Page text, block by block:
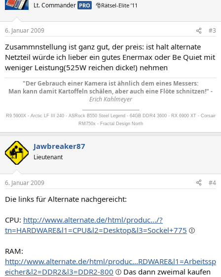
Lt. Commander PRO 🎅Rätsel-Elite ’11
6. Januar 2009 #3
Zusammnstellung ist ganz gut, der preis: ist halt alternate
Netzteil würde ich lieber ein gutes Enermax oder Be Quiet mit
weniger Leistung(525W reichen dicke!) nehmen
"Der Gebrauch einer Kamera ist ähnlich dem eines Messers:
Man kann damit Kartoffeln schälen, aber auch eine Flöte schnitzen!" -
Erich Kahlmeyer
R9 5900X - Arctic LF III 240 - ASRock B550 Steel Legend - 64GB DDR4 3600 - RX 6900 XT - Corsair
RM750x - Fractal Design North
Jawbreaker87
Lieutenant
6. Januar 2009 #4
Die links für Alternate nachgereicht:
CPU: http://www.alternate.de/html/produc.../?
tn=HARDWARE&l1=CPU&l2=Desktop&l3=Sockel+775
RAM:
http://www.alternate.de/html/produc...RDWARE&l1=Arbeitssp
eicher&l2=DDR2&l3=DDR2-800
Das dann zweimal kaufen